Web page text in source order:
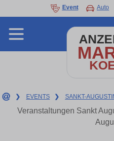
Event Auto
❯ EVENTS ❯ SANKT-
Veranstaltungen Sankt